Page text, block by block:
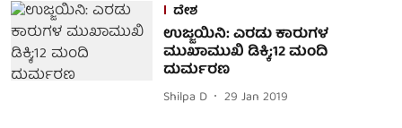
ದೇಶ
ಉಜ್ಜಯಿನಿ: ಎರಡು ಕಾರುಗಳ
ಮುಖಾಮುಖಿ ಡಿಕ್ಕಿ;12 ಮಂದಿ
ದುರ್ಮರಣ
Shilpa D 29 Jan 2019